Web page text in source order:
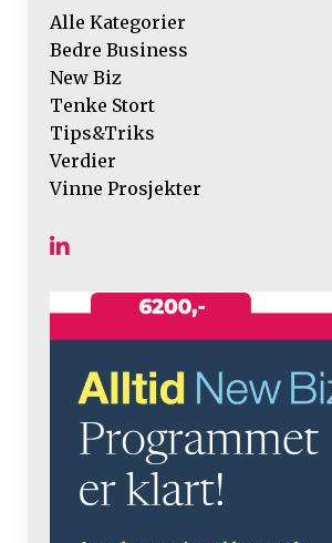
Alle Kategorier
Bedre Business
New Biz
Tenke Stort
Tips&triks
Verdier
Vinne Prosjekter